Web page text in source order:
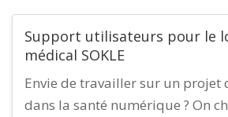
Support utilisateurs pour le
médical SOKLE
Envie de travailler sur un projet
dans la santé numérique ? On